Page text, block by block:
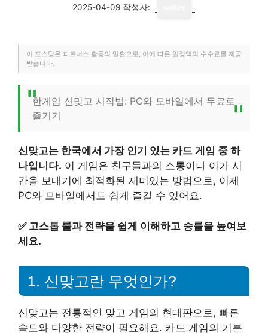
2025-04-09 작성자:
이 포스팅은 파트너스 활동의 일환으로, 이에 따른 일정액의 수수료를 제공
받습니다.
한게임 신맞고 시작법: PC와 모바일에서 무료로
즐기기
신맞고는 한국에서 가장 인기 있는 카드 게임 중 하
나입니다. 이 게임은 친구들과의 소통이나 여가 시
간을 보내기에 최적화된 재미있는 방법으로, 이제
PC와 모바일에서도 쉽게 즐길 수 있어요.
✅ 고스톱 룰과 전략을 쉽게 이해하고 승률을 높여보
세요.
1. 신맞고란 무엇인가?
신맞고는 전통적인 맞고 게임의 현대판으로, 빠른
속도와 다양한 전략이 필요해요. 카드 게임의 기본